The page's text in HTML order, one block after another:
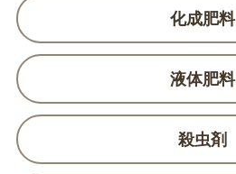
化成肥料
液体肥料
殺虫剤